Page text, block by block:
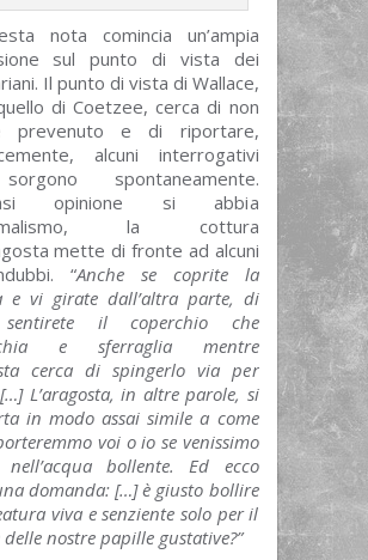
nota comincia un’ampia
sul punto di vista dei
Il punto di vista di Wallace,
di Coetzee, cerca di non
prevenuto e di riportare,
alcuni interrogativi
spontaneamente.
opinione si abbia
la cottura
mette di fronte ad alcuni
“Anche se coprite la
e vi girate dall’altra parte, di
il coperchio che
e sferraglia mentre
cerca di spingerlo via per
L’aragosta, in altre parole, si
in modo assai simile a come
voi o io se venissimo
bollente. Ed ecco
domanda: […] è giusto bollire
viva e senziente solo per il
nostre papille gustative?”